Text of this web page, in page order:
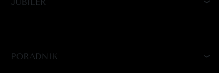
JUBILER
PORADNIK